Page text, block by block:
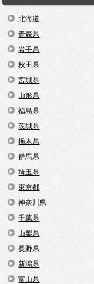
北海道
青森県
岩手県
秋田県
宮城県
山形県
福島県
茨城県
栃木県
群馬県
埼玉県
東京都
神奈川県
千葉県
山梨県
長野県
新潟県
富山県